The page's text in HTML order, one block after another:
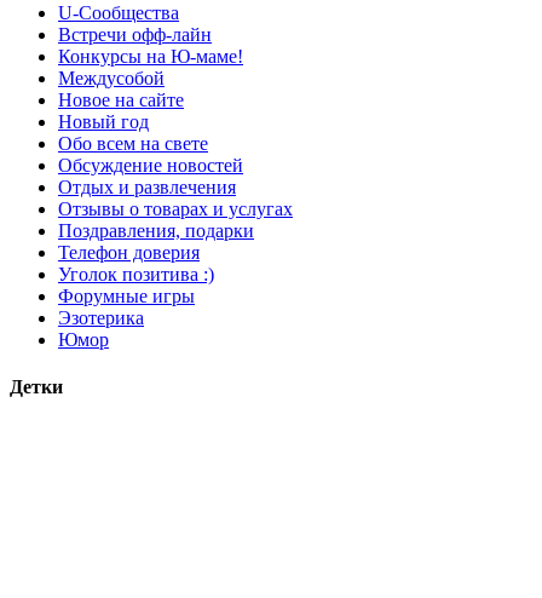
U-Сообщества
Встречи офф-лайн
Конкурсы на Ю-маме!
Междусобой
Новое на сайте
Новый год
Обо всем на свете
Обсуждение новостей
Отдых и развлечения
Отзывы о товарах и услугах
Поздравления, подарки
Телефон доверия
Уголок позитива :)
Форумные игры
Эзотерика
Юмор
Детки